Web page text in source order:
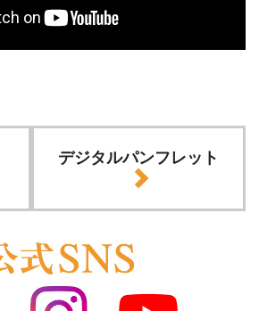
デジタルパンフレット